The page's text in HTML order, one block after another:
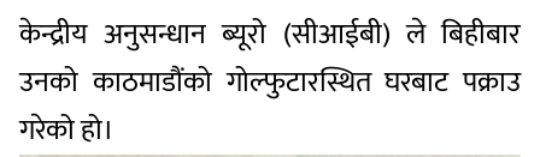
केन्द्रीय अनुसन्धान ब्यूरो (सीआईबी) ले बिहीबार
उनको काठमाडौंको गोल्फुटारस्थित घरबाट पक्राउ
गरेको हो।